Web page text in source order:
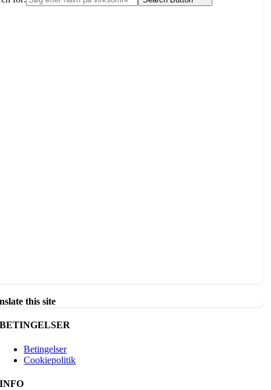
this site
BETINGELSER
Betingelser
Cookiepolitik
INFO